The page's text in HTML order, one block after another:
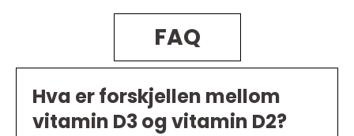
FAQ
Hva er forskjellen mellom
vitamin D3 og vitamin D2?